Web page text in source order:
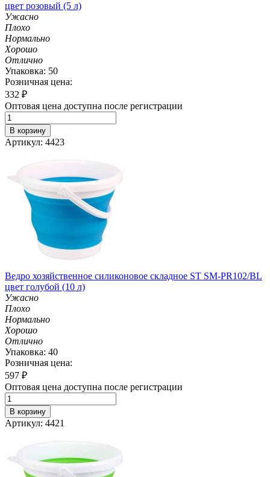
цвет розовый (5 л)
Ужасно
Плохо
Нормально
Хорошо
Отлично
Упаковка: 50
Розничная цена:
332 ₽
Оптовая цена доступна после регистрации
В корзину
Артикул: 4423
Ведро хозяйственное силиконовое складное ST SM-PR102/BL
цвет голубой (10 л)
Ужасно
Плохо
Нормально
Хорошо
Отлично
Упаковка: 40
Розничная цена:
597 ₽
Оптовая цена доступна после регистрации
В корзину
Артикул: 4421